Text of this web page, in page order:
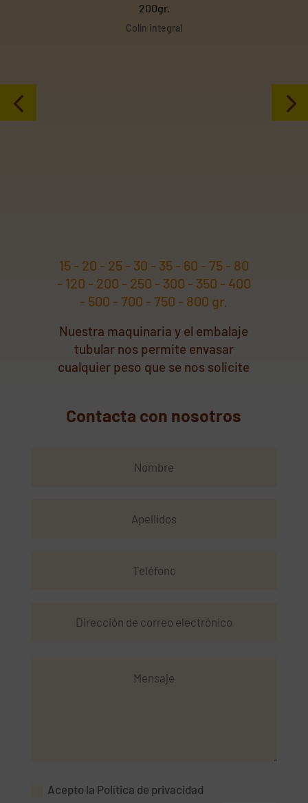
200gr.
Colín integral
15 - 20 - 25 - 30 - 35 - 60 - 75 - 80
- 120 - 200 - 250 - 300 - 350 - 400
- 500 - 700 - 750 - 800 gr.
Nuestra maquinaria y el embalaje
tubular nos permite envasar
cualquier peso que se nos solicite
Contacta con nosotros
Acepto la Política de privacidad